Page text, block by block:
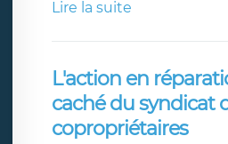
Lire la suite
L'action en
caché du syndicat
copropriétaires